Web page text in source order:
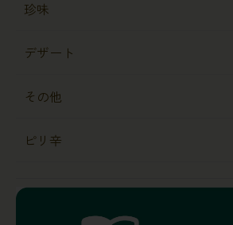
珍味
デザート
その他
ピリ辛